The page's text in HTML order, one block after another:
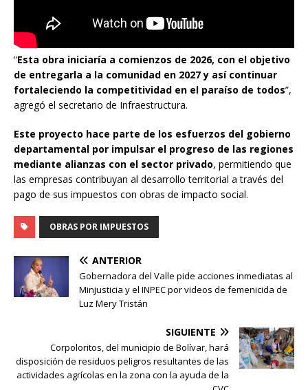
“Esta obra iniciaría a comienzos de 2026, con el objetivo
de entregarla a la comunidad en 2027 y así continuar
fortaleciendo la competitividad en el paraíso de todos”,
agregó el secretario de Infraestructura.
Este proyecto hace parte de los esfuerzos del gobierno
departamental por impulsar el progreso de las regiones
mediante alianzas con el sector privado, permitiendo que
las empresas contribuyan al desarrollo territorial a través del
pago de sus impuestos con obras de impacto social.
OBRAS POR IMPUESTOS
ANTERIOR
Gobernadora del Valle pide acciones inmediatas al
Minjusticia y el INPEC por videos de femenicida de
Luz Mery Tristán
SIGUIENTE
Corpoloritos, del municipio de Bolívar, hará
disposición de residuos peligros resultantes de las
actividades agrícolas en la zona con la ayuda de la